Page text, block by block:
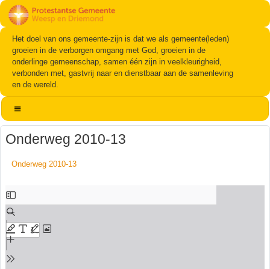
Het doel van ons gemeente-zijn is dat we als gemeente(leden)
groeien in de verborgen omgang met God, groeien in de
onderlinge gemeenschap, samen één zijn in veelkleurigheid,
verbonden met, gastvrij naar en dienstbaar aan de samenleving
en de wereld.
Onderweg 2010-13
Onderweg 2010-13
Ga
naar
de
PDF
inhoud